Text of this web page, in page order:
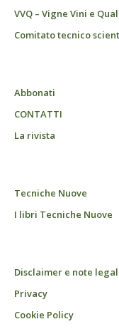
VVQ – Vigne Vini e
Comitato tecnico
Abbonati
CONTATTI
La rivista
Tecniche Nuove
I libri Tecniche Nuove
Disclaimer e note
Privacy
Cookie Policy